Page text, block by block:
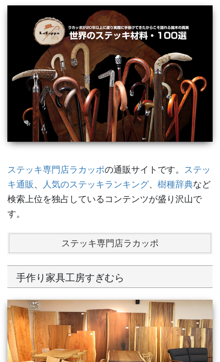
ステッキ専門店ラカッポの通販サイトです。 ステッ
キ通販 、 人気のステッキランキング、 樹種辞典など
検索上位を独占しているコンテンツが盛り沢山で
す。
ステッキ専門店ラカッポ
手作り家具工房すぎむら